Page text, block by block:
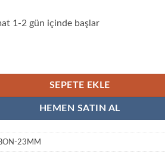
1-2 gün içinde başlar
Sünger 23 MM adet
SEPETE EKLE
HEMEN SATIN AL
23MM